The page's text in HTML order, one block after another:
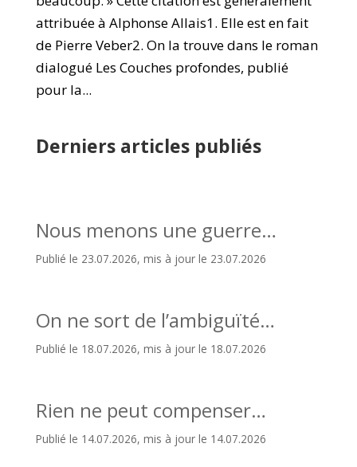
attribuée à Alphonse Allais1. Elle est en fait
de Pierre Veber2. On la trouve dans le roman
dialogué Les Couches profondes, publié
pour la...
Derniers articles publiés
Nous menons une guerre…
Publié le 23.07.2026, mis à jour le 23.07.2026
On ne sort de l’ambiguïté…
Publié le 18.07.2026, mis à jour le 18.07.2026
Rien ne peut compenser…
Publié le 14.07.2026, mis à jour le 14.07.2026